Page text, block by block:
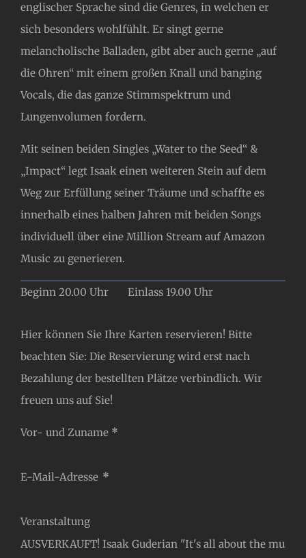
englischer Sprache sind die Genres, in welchen er
sich besonders wohlfühlt. Er singt gerne
melancholische Balladen, gibt aber auch gerne „auf
die Ohren“ mit einem großen Knall und banging
Vocals, die das ganze Stimmspektrum und
Lungenvolumen fordern.
Mit seinen beiden Singles „Water to the Seed“ &
„Impact“ legt Isaak einen weiteren Stein auf dem
Weg zur Erfüllung seiner Träume und schaffte es
innerhalb eines halben Jahren mit beiden Songs
individuell über eine Million Stream auf Amazon
Music zu generieren.
Beginn 20.00 Uhr Einlass 19.00 Uhr
Hier können Sie Ihre Karten reservieren! Bitte
beachten Sie: Die Reservierung wird erst nach
Bezahlung der bestellten Plätze verbindlich. Wir
freuen uns auf Sie!
Abschnitt
Vor- und Zuname *
E-Mail-Adresse *
Veranstaltung